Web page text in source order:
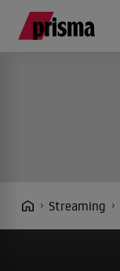
Streaming